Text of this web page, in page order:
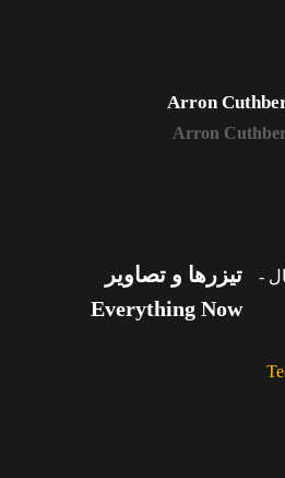
Arron
Arron
تیزرها و تصاویر
Everything Now